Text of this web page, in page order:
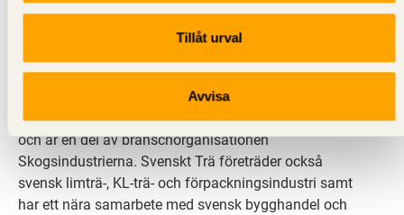
Tillåt urval
Avvisa
Svenskt Trä sprider kunskap om trä, träprodukter och
träbyggande för att främja ett hållbart samhälle och
inspirera, utbilda och driva teknisk utveckling.
Svenskt Trä representerar svensk sågverksindustri
och är en del av branschorganisationen
Skogsindustrierna. Svenskt Trä företräder också
svensk limträ-, KL-trä- och förpackningsindustri samt
har ett nära samarbete med svensk bygghandel och